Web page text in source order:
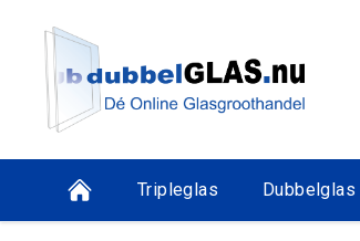
Tripleglas Dubbelglas